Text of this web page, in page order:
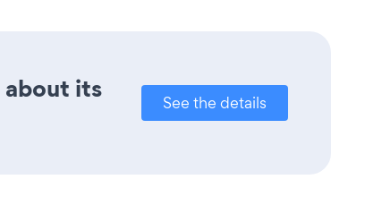
about its
See the details